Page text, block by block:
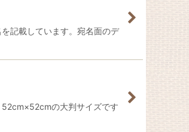
記載しています。宛名面のデ
の大判サイズです